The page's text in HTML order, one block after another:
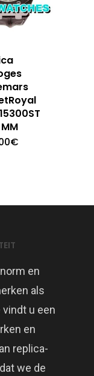
€
en
als
u een
en
replica-
we de